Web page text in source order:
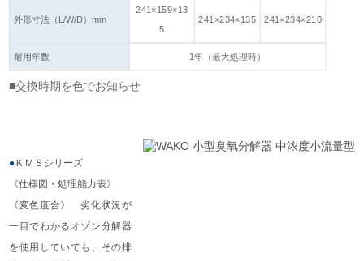
外形寸法（L/W/D）mm
241×159×13
5
241×234×135 241×234×210
耐用年数 1年（最大処理時）
■交換時期を色でお知らせ
●ＫＭＳシリーズ
《仕様図・処理能力表》
《変色度合》 劣化状況が
一目でわかるオゾン分解器
を使用していても、その排